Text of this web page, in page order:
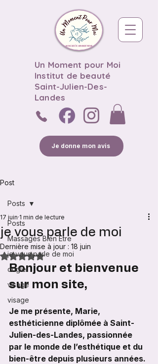
Un Moment pour Moi
Institut de beauté
Saint-Julien-Des-
Landes
Je donne mon avis
Post
Posts
Massages Bien Etre
je vous parle de moi
ongle
visage
visage
Posts
je vous parle de moi
17 juin 1 min de lecture
Dernière mise à jour : 18 juin
Noté NaN étoiles sur 5.
Bonjour et bienvenue
sur mon site,
Je me présente, Marie,
esthéticienne diplômée à Saint-
Julien-des-Landes, passionnée
par le monde de l’esthétique et du
bien-être depuis plusieurs années.